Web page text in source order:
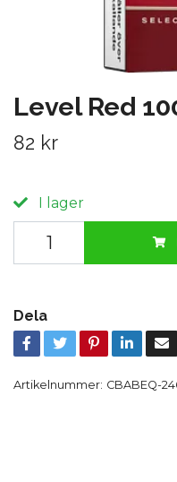
Level Red
82 kr
I lager
Dela
Artikelnummer: CBABEQ-